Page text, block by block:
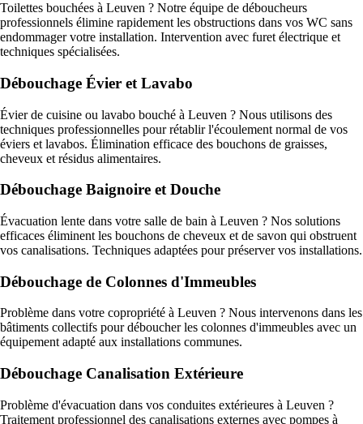
Toilettes bouchées à Leuven ? Notre équipe de déboucheurs
professionnels élimine rapidement les obstructions dans vos WC sans
endommager votre installation. Intervention avec furet électrique et
techniques spécialisées.
Débouchage Évier et Lavabo
Évier de cuisine ou lavabo bouché à Leuven ? Nous utilisons des
techniques professionnelles pour rétablir l'écoulement normal de vos
éviers et lavabos. Élimination efficace des bouchons de graisses,
cheveux et résidus alimentaires.
Débouchage Baignoire et Douche
Évacuation lente dans votre salle de bain à Leuven ? Nos solutions
efficaces éliminent les bouchons de cheveux et de savon qui obstruent
vos canalisations. Techniques adaptées pour préserver vos installations.
Débouchage de Colonnes d'Immeubles
Problème dans votre copropriété à Leuven ? Nous intervenons dans les
bâtiments collectifs pour déboucher les colonnes d'immeubles avec un
équipement adapté aux installations communes.
Débouchage Canalisation Extérieure
Problème d'évacuation dans vos conduites extérieures à Leuven ?
Traitement professionnel des canalisations externes avec pompes à